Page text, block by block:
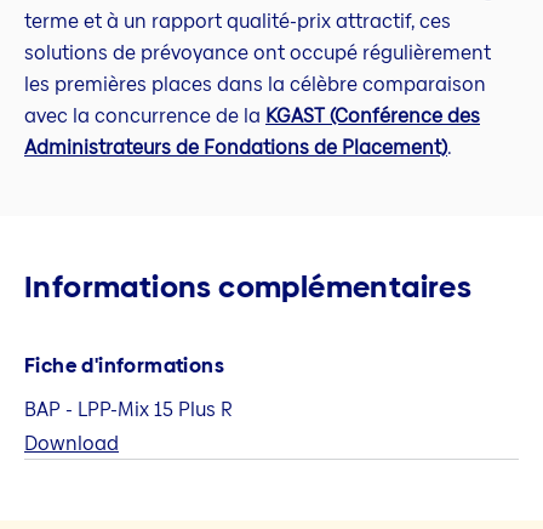
terme et à un rapport qualité-prix attractif, ces
solutions de prévoyance ont occupé régulièrement
les premières places dans la célèbre comparaison
avec la concurrence de la KGAST (Conférence des
Administrateurs de Fondations de Placement).
Informations complémentaires
Fiche d'informations
BAP - LPP-Mix 15 Plus R
Download